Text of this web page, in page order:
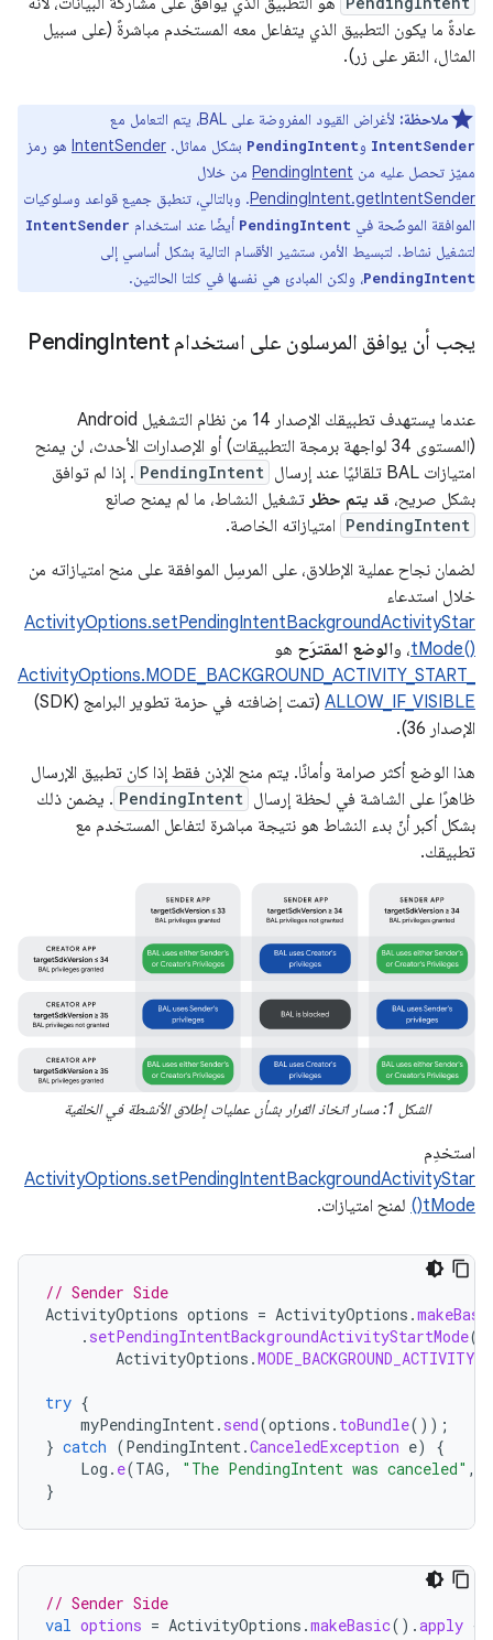
عادةً ما يكون التطبيق الذي يتفاعل معه المستخدم مباشرةً (على سبيل
المثال، النقر على زر).
ملاحظة: لأغراض القيود المفروضة على BAL، يتم التعامل مع
IntentSender وPendingIntent بشكل مماثل. ‫ IntentSender هو رمز
مميّز تحصل عليه من PendingIntent من خلال
PendingIntent.getIntentSender. وبالتالي، تنطبق جميع قواعد وسلوكيات
الموافقة الموضّحة في PendingIntent أيضًا عند استخدام IntentSender
لتشغيل نشاط. لتبسيط الأمر، ستشير الأقسام التالية بشكل أساسي إلى
PendingIntent، ولكن المبادئ هي نفسها في كلتا الحالتين.
يجب أن يوافق المرسلون على استخدام PendingIntent
عندما يستهدف تطبيقك الإصدار 14 من نظام التشغيل Android
(المستوى 34 لواجهة برمجة التطبيقات) أو الإصدارات الأحدث، لن يمنح
امتيازات BAL تلقائيًا عند إرسال
PendingIntent . إذا لم توافق
بشكل صريح، قد يتم حظر تشغيل النشاط، ما لم يمنح صانع
PendingIntent امتيازاته الخاصة.
لضمان نجاح عملية الإطلاق، على المرسِل الموافقة على منح امتيازاته من
خلال استدعاء
ActivityOptions.setPendingIntentBackgroundActivityStar
tMode()‎، والوضع المقترَح هو
ActivityOptions.MODE_BACKGROUND_ACTIVITY_START_
ALLOW_IF_VISIBLE
(تمت إضافته في حزمة تطوير البرامج (SDK)
الإصدار 36).
هذا الوضع أكثر صرامة وأمانًا. يتم منح الإذن فقط إذا كان تطبيق الإرسال
ظاهرًا على الشاشة في لحظة إرسال PendingIntent . يضمن ذلك
بشكل أكبر أنّ بدء النشاط هو نتيجة مباشرة لتفاعل المستخدم مع
تطبيقك.
الشكل 1: مسار اتخاذ القرار بشأن عمليات إطلاق الأنشطة في الخلفية
استخدِم
ActivityOptions.setPendingIntentBackgroundActivityStar
tMode()
لمنح امتيازات.
// Sender Side
ActivityOptions options = ActivityOptions .
. setPendingIntentBackgroundActivityStartMode(
ActivityOptions .
try {
myPendingIntent . send(options . toBundle());
} catch (PendingIntent .CanceledException e)
{
Log . e(TAG, "The PendingIntent was canceled" ,
}
// Sender Side
val options = ActivityOptions .makeBasic().apply {